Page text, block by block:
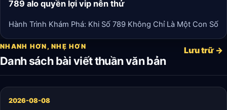
789 alo quyền lợi vip nên thử
Hành Trình Khám Phá: Khi Số 789 Không Chỉ Là Một Con Số
NHANH HƠN, NHẸ HƠN
Danh sách bài viết thuần văn bản
Lưu trữ →
2026-08-08